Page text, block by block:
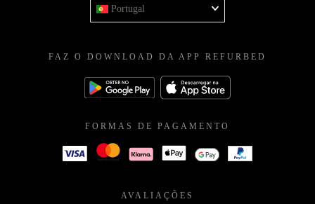
Portugal
FAZ O DOWNLOAD DA APP REFURBED
FORMAS DE PAGAMENTO
AVALIAÇÕES